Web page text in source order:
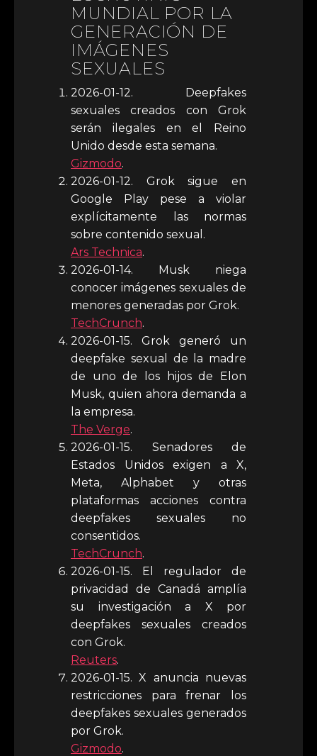
MUNDIAL POR LA
GENERACIÓN DE
IMÁGENES
SEXUALES
2026-01-12. Deepfakes
sexuales creados con Grok
serán ilegales en el Reino
Unido desde esta semana.
Gizmodo.
2026-01-12. Grok sigue en
Google Play pese a violar
explícitamente las normas
sobre contenido sexual.
Ars Technica.
2026-01-14. Musk niega
conocer imágenes sexuales de
menores generadas por Grok.
TechCrunch.
2026-01-15. Grok generó un
deepfake sexual de la madre
de uno de los hijos de Elon
Musk, quien ahora demanda a
la empresa.
The Verge.
2026-01-15. Senadores de
Estados Unidos exigen a X,
Meta, Alphabet y otras
plataformas acciones contra
deepfakes sexuales no
consentidos.
TechCrunch.
2026-01-15. El regulador de
privacidad de Canadá amplía
su investigación a X por
deepfakes sexuales creados
con Grok.
Reuters.
2026-01-15. X anuncia nuevas
restricciones para frenar los
deepfakes sexuales generados
por Grok.
Gizmodo.